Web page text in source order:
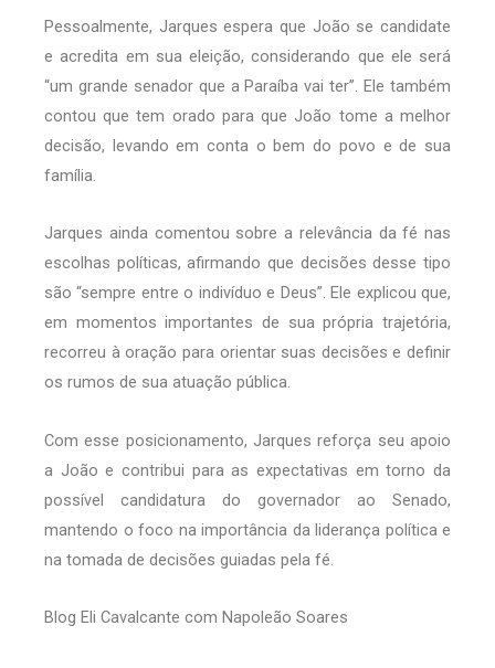
Pessoalmente, Jarques espera que João se candidate
e acredita em sua eleição, considerando que ele será
“um grande senador que a Paraíba vai ter”. Ele também
contou que tem orado para que João tome a melhor
decisão, levando em conta o bem do povo e de sua
família.
Jarques ainda comentou sobre a relevância da fé nas
escolhas políticas, afirmando que decisões desse tipo
são “sempre entre o indivíduo e Deus”. Ele explicou que,
em momentos importantes de sua própria trajetória,
recorreu à oração para orientar suas decisões e definir
os rumos de sua atuação pública.
Com esse posicionamento, Jarques reforça seu apoio
a João e contribui para as expectativas em torno da
possível candidatura do governador ao Senado,
mantendo o foco na importância da liderança política e
na tomada de decisões guiadas pela fé.
Blog Eli Cavalcante com Napoleão Soares